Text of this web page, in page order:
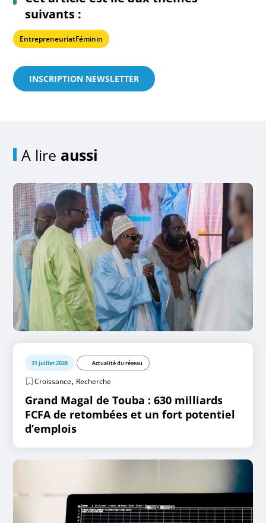
suivants :
EntrepreneuriatFéminin
INSCRIPTION NEWSLETTER
A lire aussi
31 juillet 2026 Actualité du réseau
Croissance, Recherche
Grand Magal de Touba : 630 milliards
FCFA de retombées et un fort potentiel
d’emplois